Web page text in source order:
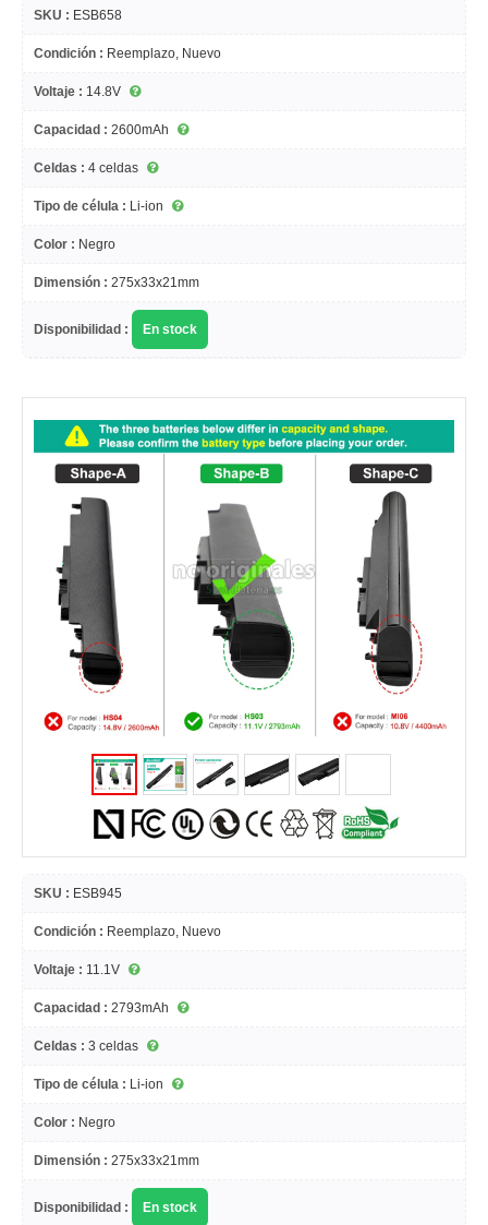
SKU : ESB658
Condición : Reemplazo, Nuevo
Voltaje : 14.8V
Capacidad : 2600mAh
Celdas : 4 celdas
Tipo de célula : Li-ion
Color : Negro
Dimensión : 275x33x21mm
Disponibilidad : En stock
SKU : ESB945
Condición : Reemplazo, Nuevo
Voltaje : 11.1V
Capacidad : 2793mAh
Celdas : 3 celdas
Tipo de célula : Li-ion
Color : Negro
Dimensión : 275x33x21mm
Disponibilidad : En stock